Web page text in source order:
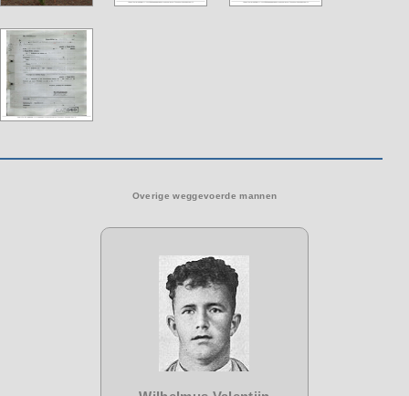
Overige weggevoerde mannen